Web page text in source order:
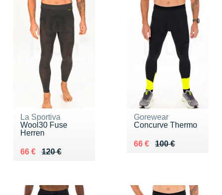
La Sportiva
Wool30 Fuse
Herren
120 €
Au lieu de 120 €
66 €
Vendu 66 €
Gorewear
Concurve Thermo
100 €
Au lieu de 100 €
66 €
Vendu 66 €